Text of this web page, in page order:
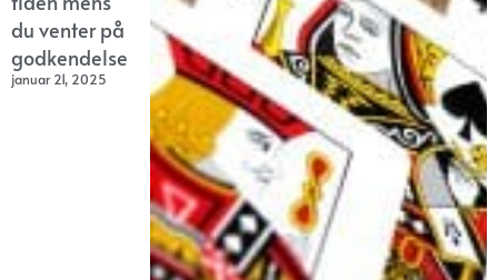
du venter på
godkendelse
januar 21, 2025